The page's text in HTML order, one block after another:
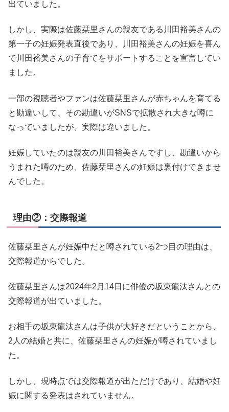
出ていました。
しかし、実際は佐藤栞里さんの親友である川田裕美さんの
第一子の妊娠発表直後であり、川田裕美さんの妊娠を喜ん
で川田裕美さんの子育てをサポートすることを宣言してい
ました。
一部の視聴者やファンは佐藤栞里さんが赤ちゃんを育てる
と勘違いして、その勘違いがSNSで拡散され大きな噂に
なっていましたが、実際は違いました。
妊娠していたのは親友の川田裕美さんですし、勘違いから
うまれた噂のため、佐藤栞里さんの妊娠は裏付けできませ
んでした。
理由②：交際報道
佐藤栞里さんが妊娠中だと噂されている2つ目の理由は、
交際報道からでした。
佐藤栞里さんは2024年2月14日に俳優の坂東龍汰さんとの
交際報道が出ていました。
お相手の坂東龍汰さんは子供が大好きだということから、
2人の結婚と共に、佐藤栞里さんの妊娠が噂されていまし
た。
しかし、現時点では交際報道が出ただけであり、結婚や妊
娠に関する発表はされていません。